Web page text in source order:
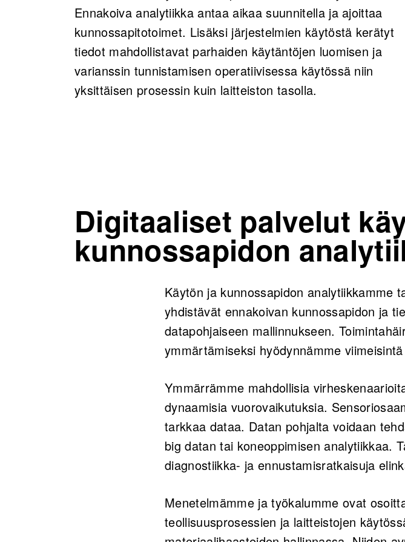
Ennakoiva analytiikka antaa aikaa suunnitella ja ajoittaa
kunnossapitotoimet. Lisäksi järjestelmien käytöstä kerätyt
tiedot mahdollistavat parhaiden käytäntöjen luomisen ja
varianssin tunnistamisen operatiivisessa käytössä niin
yksittäisen prosessin kuin laitteiston tasolla.
Digitaaliset palvelut
kunnossapidon
Käytön ja kunnossapidon analytiikkamme
yhdistävät ennakoivan kunnossapidon ja
datapohjaiseen mallinnukseen.
ymmärtämiseksi hyödynnämme
Ymmärrämme mahdollisia
dynaamisia vuorovaikutuksia.
tarkkaa dataa. Datan pohjalta voidaan
big datan tai koneoppimisen analytiikkaa.
diagnostiikka- ja ennustamisratkaisuja
Menetelmämme ja työkalumme ovat
teollisuusprosessien ja laitteistojen